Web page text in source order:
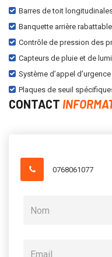
Barres de toit
Banquette arrière
Contrôle de pression des
Capteurs de pluie et de
Système d’appel
Plaques de seuil
CONTACT
0768061077